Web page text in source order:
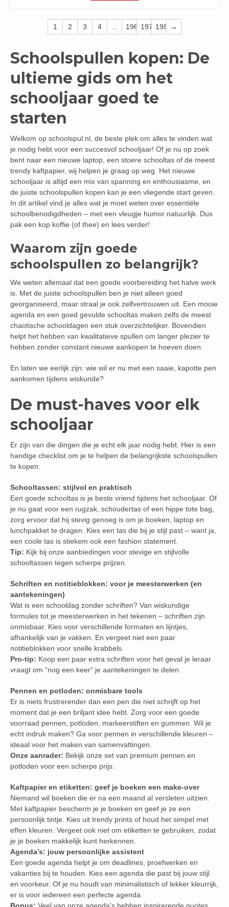
1 2 3 4 … 196 197 198 →
Schoolspullen kopen: De
ultieme gids om het
schooljaar goed te
starten
Welkom op schoolspul.nl, de beste plek om alles te vinden wat
je nodig hebt voor een succesvol schooljaar! Of je nu op zoek
bent naar een nieuwe laptop, een stoere schooltas of de meest
trendy kaftpapier, wij helpen je graag op weg. Het nieuwe
schooljaar is altijd een mix van spanning en enthousiasme, en
de juiste schoolspullen kopen kan je een vliegende start geven.
In dit artikel vind je alles wat je moet weten over essentiële
schoolbenodigdheden – met een vleugje humor natuurlijk. Dus
pak een kop koffie (of thee) en lees verder!
Waarom zijn goede
schoolspullen zo belangrijk?
We weten allemaal dat een goede voorbereiding het halve werk
is. Met de juiste schoolspullen ben je niet alleen goed
georganiseerd, maar straal je ook zelfvertrouwen uit. Een mooie
agenda en een goed gevulde schooltas maken zelfs de meest
chaotische schooldagen een stuk overzichtelijker. Bovendien
helpt het hebben van kwalitatieve spullen om langer plezier te
hebben zonder constant nieuwe aankopen te hoeven doen.
En laten we eerlijk zijn: wie wil er nu met een saaie, kapotte pen
aankomen tijdens wiskunde?
De must-haves voor elk
schooljaar
Er zijn van die dingen die je echt elk jaar nodig hebt. Hier is een
handige checklist om je te helpen de belangrijkste schoolspullen
te kopen:
Schooltassen: stijlvol en praktisch
Een goede schooltas is je beste vriend tijdens het schooljaar. Of
je nu gaat voor een rugzak, schoudertas of een hippe tote bag,
zorg ervoor dat hij stevig genoeg is om je boeken, laptop en
lunchpakket te dragen. Kies een tas die bij je stijl past – want ja,
een coole tas is stiekem ook een fashion statement.
Tip: Kijk bij onze aanbiedingen voor stevige en stijlvolle
schooltassen tegen scherpe prijzen.
Schriften en notitieblokken: voor je meesterwerken (en
aantekeningen)
Wat is een schooldag zonder schriften? Van wiskundige
formules tot je meesterwerken in het tekenen – schriften zijn
onmisbaar. Kies voor verschillende formaten en lijntjes,
afhankelijk van je vakken. En vergeet niet een paar
notitieblokken voor snelle krabbels.
Pro-tip: Koop een paar extra schriften voor het geval je leraar
vraagt om “nog een keer” je aantekeningen te delen.
Pennen en potloden: onmisbare tools
Er is niets frustrerender dan een pen die niet schrijft op het
moment dat je een briljant idee hebt. Zorg voor een goede
voorraad pennen, potloden, markeerstiften en gummen. Wil je
echt indruk maken? Ga voor pennen in verschillende kleuren –
ideaal voor het maken van samenvattingen.
Onze aanrader: Bekijk onze set van premium pennen en
potloden voor een scherpe prijs.
Kaftpapier en etiketten: geef je boeken een make-over
Niemand wil boeken die er na een maand al versleten uitzien.
Met kaftpapier bescherm je je boeken en geef je ze een
persoonlijk tintje. Kies uit trendy prints of houd het simpel met
effen kleuren. Vergeet ook niet om etiketten te gebruiken, zodat
je je boeken makkelijk kunt herkennen.
Agenda’s: jouw persoonlijke assistent
Een goede agenda helpt je om deadlines, proefwerken en
vakanties bij te houden. Kies een agenda die past bij jouw stijl
en voorkeur. Of je nu houdt van minimalistisch of lekker kleurrijk,
er is voor iedereen een perfecte agenda.